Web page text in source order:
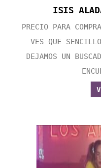
ISIS
PRECIO PARA
VES QUE
DEJAMOS UN